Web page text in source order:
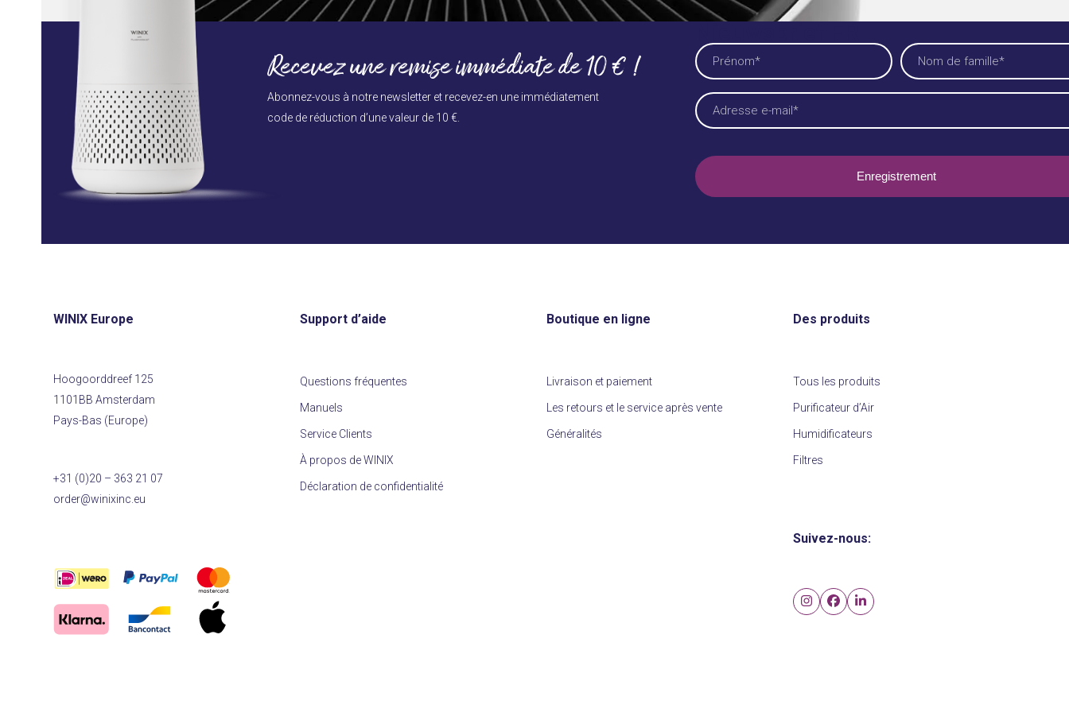
Press
go
Recevez une remise immédiate de 10 € !
Abonnez-vous à notre newsletter et recevez-en une immédiatement
code de réduction d’une valeur de 10 €.
Name
(Nécessaire)
Voornaam Achternaam
E-
mailadres
WINIX Europe
Hoogoorddreef 125
1101BB Amsterdam
Pays-Bas (Europe)
+31 (0)20 – 363 21 07
order@winixinc.eu
Support d’aide
Questions fréquentes
Manuels
Service Clients
À propos de WINIX
Déclaration de confidentialité
Boutique en ligne
Livraison et paiement
Les retours et le service après vente
Généralités
Des produits
Tous les produits
Purificateur d’Air
Humidificateurs
Filtres
Suivez-nous:
Instagram
Facebook
LinkedIn